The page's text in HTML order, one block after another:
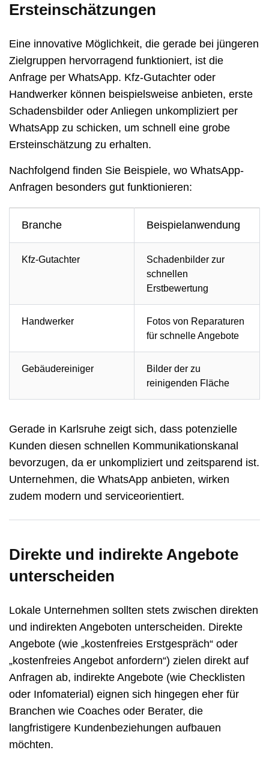
Ersteinschätzungen
Eine innovative Möglichkeit, die gerade bei jüngeren
Zielgruppen hervorragend funktioniert, ist die
Anfrage per WhatsApp. Kfz-Gutachter oder
Handwerker können beispielsweise anbieten, erste
Schadensbilder oder Anliegen unkompliziert per
WhatsApp zu schicken, um schnell eine grobe
Ersteinschätzung zu erhalten.
Nachfolgend finden Sie Beispiele, wo WhatsApp-
Anfragen besonders gut funktionieren:
Branche Beispielanwendung
Kfz-Gutachter
Schadenbilder zur
schnellen
Erstbewertung
Handwerker
Fotos von Reparaturen
für schnelle Angebote
Gebäudereiniger
Bilder der zu
reinigenden Fläche
Gerade in Karlsruhe zeigt sich, dass potenzielle
Kunden diesen schnellen Kommunikationskanal
bevorzugen, da er unkompliziert und zeitsparend ist.
Unternehmen, die WhatsApp anbieten, wirken
zudem modern und serviceorientiert.
Direkte und indirekte Angebote
unterscheiden
Lokale Unternehmen sollten stets zwischen direkten
und indirekten Angeboten unterscheiden. Direkte
Angebote (wie „kostenfreies Erstgespräch“ oder
„kostenfreies Angebot anfordern“) zielen direkt auf
Anfragen ab, indirekte Angebote (wie Checklisten
oder Infomaterial) eignen sich hingegen eher für
Branchen wie Coaches oder Berater, die
langfristigere Kundenbeziehungen aufbauen
möchten.